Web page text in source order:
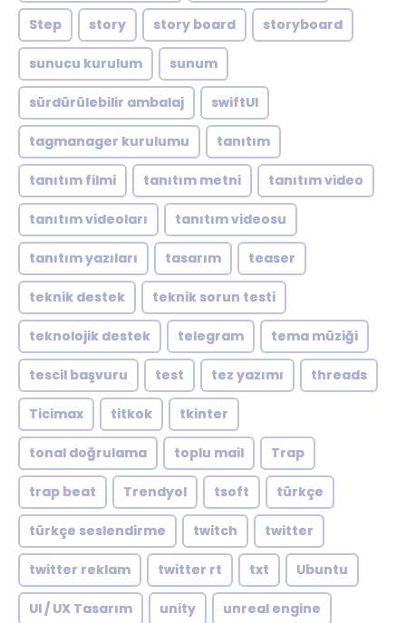
Step story story board storyboard
sunucu kurulum sunum
sürdürülebilir ambalaj swiftUI
tagmanager kurulumu tanıtım
tanıtım filmi tanıtım metni tanıtım video
tanıtım videoları tanıtım videosu
tanıtım yazıları tasarım teaser
teknik destek teknik sorun testi
teknolojik destek telegram tema müziği
tescil başvuru test tez yazımı threads
Ticimax titkok tkinter
tonal doğrulama toplu mail Trap
trap beat Trendyol tsoft türkçe
türkçe seslendirme twitch twitter
twitter reklam twitter rt txt Ubuntu
UI / UX Tasarım unity unreal engine